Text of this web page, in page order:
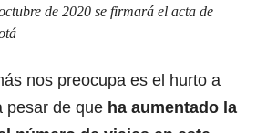
de 2020 se firmará el acta de
nos preocupa es el hurto a
pesar de que ha aumentado la